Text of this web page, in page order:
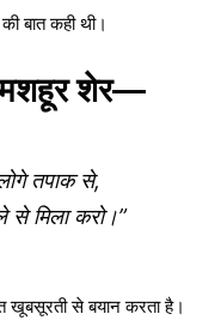
बात कही थी।
शेर—
तपाक से,
से मिला करो।”
खूबसूरती से बयान करता है।